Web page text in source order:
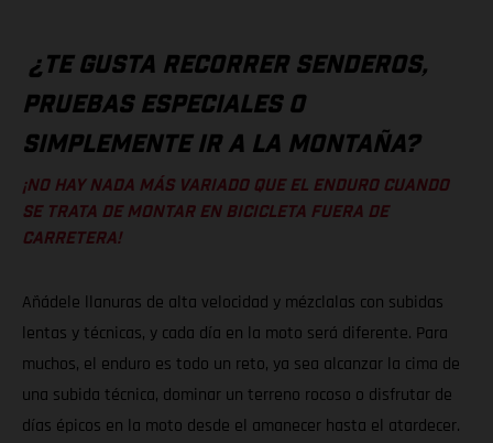
¿TE GUSTA RECORRER SENDEROS,
PRUEBAS ESPECIALES O
SIMPLEMENTE IR A LA MONTAÑA?
¡NO HAY NADA MÁS VARIADO QUE EL ENDURO CUANDO
SE TRATA DE MONTAR EN BICICLETA FUERA DE
CARRETERA!
Añádele llanuras de alta velocidad y mézclalas con subidas
lentas y técnicas, y cada día en la moto será diferente. Para
muchos, el enduro es todo un reto, ya sea alcanzar la cima de
una subida técnica, dominar un terreno rocoso o disfrutar de
días épicos en la moto desde el amanecer hasta el atardecer.